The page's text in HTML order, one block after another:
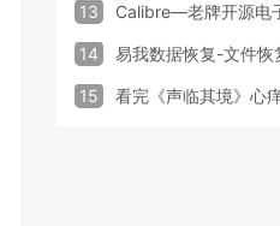
13 Calibre—老牌开源电
14 易我数据恢复-文件恢
15 看完《声临其境》心